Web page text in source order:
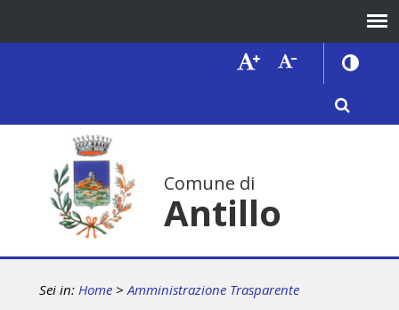
Comune di
Antillo
Sei in: Home >Amministrazione Trasparente